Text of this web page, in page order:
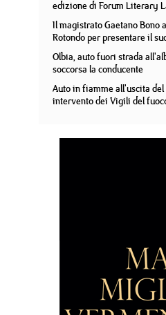
edizione di Forum Literary
Il magistrato Gaetano Bono
Rotondo per presentare il
Olbia, auto fuori strada
soccorsa la conducente
Auto in fiamme all'uscita
intervento dei Vigili del